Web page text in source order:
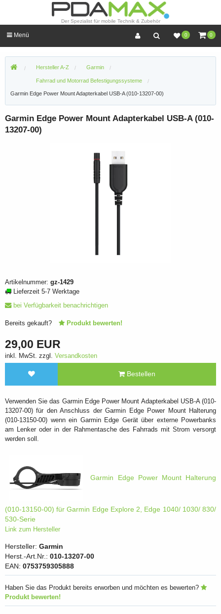
Der Spezialist für mobile Technik & Zubehör
0 0
Menü
Hersteller A-Z Garmin
Fahrrad und Motorrad Befestigungssysteme
Garmin Edge Power Mount Adapterkabel USB-A (010-13207-00)
Garmin Edge Power Mount Adapterkabel USB-A (010-
13207-00)
Artikelnummer: gz-1429
Lieferzeit 5-7 Werktage
bei Verfügbarkeit benachrichtigen
Bereits gekauft? Produkt bewerten!
29,00 EUR
inkl. MwSt. zzgl. Versandkosten
Bestellen
Verwenden Sie das Garmin Edge Power Mount Adapterkabel USB-A (010-
13207-00) für den Anschluss der Garmin Edge Power Mount Halterung
(010-13150-00) wenn ein Garmin Edge Gerät über externe Powerbanks
am Lenker oder in der Rahmentasche des Fahrrads mit Strom versorgt
werden soll.
Garmin Edge Power Mount Halterung
(010-13150-00) für Garmin Edge Explore 2, Edge 1040/ 1030/ 830/
530-Serie
Link zum Hersteller
Hersteller: Garmin
Herst.-Art.Nr.: 010-13207-00
EAN: 0753759305888
Haben Sie das Produkt bereits erworben und möchten es bewerten?
Produkt bewerten!